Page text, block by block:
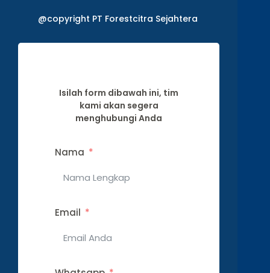
@copyright PT Forestcitra Sejahtera
Isilah form dibawah ini, tim
kami akan segera
menghubungi Anda
Nama
Email